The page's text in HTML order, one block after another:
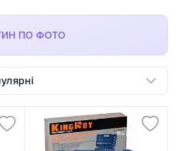
ПО ФОТО